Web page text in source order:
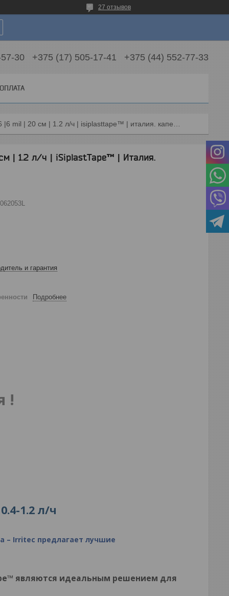
27 отзывов
30 +375 (17) 505-17-41 +375 (44) 552-77-33
| 1.2 л/ч | iSiplastTape™ | Италия.
и гарантия
Подробнее
!
0.4-1.2 л/ч
– Irritec предлагает лучшие
являются идеальным решением для